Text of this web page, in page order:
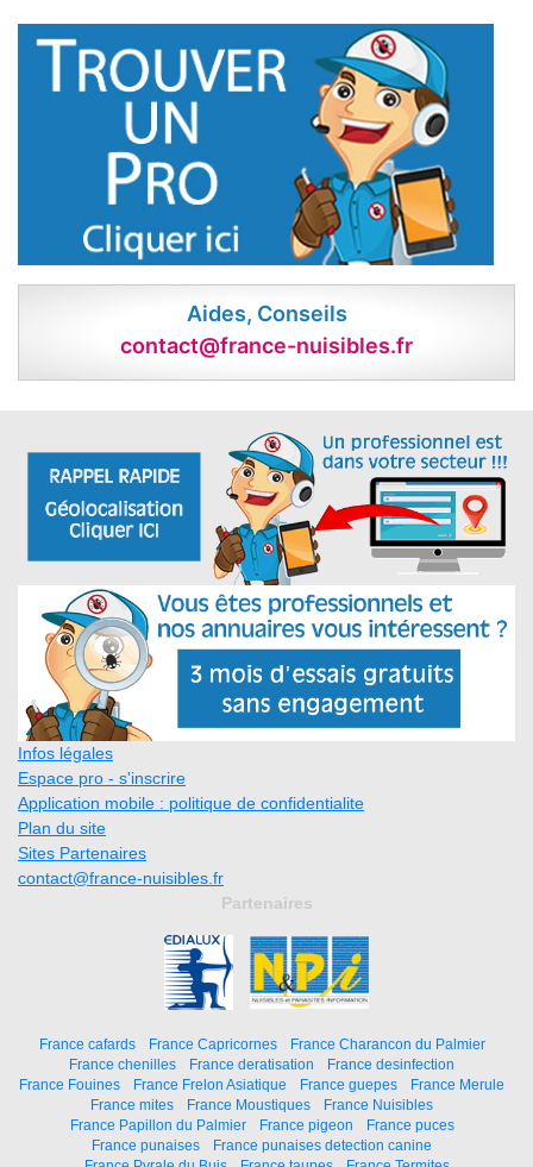
Aides, Conseils
contact@france-nuisibles.fr
Infos légales
Espace pro - s'inscrire
Application mobile : politique de confidentialite
Plan du site
Sites Partenaires
contact@france-nuisibles.fr
Partenaires
France cafards France Capricornes
France Charancon du Palmier
France chenilles
France deratisation
France desinfection
France Fouines
France Frelon Asiatique France guepes
France Merule
France mites
France Moustiques
France Nuisibles
France Papillon du Palmier
France pigeon
France puces
France punaises
France punaises detection canine